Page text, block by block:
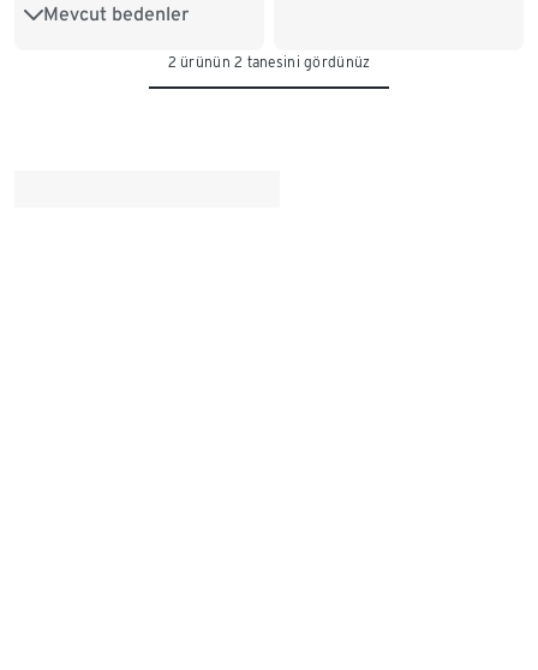
Mevcut bedenler
XS 32/34 S 36/38
L 44/462 ürünün 2 tanesini gördünüz